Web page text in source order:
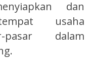
dan
usaha
dalam